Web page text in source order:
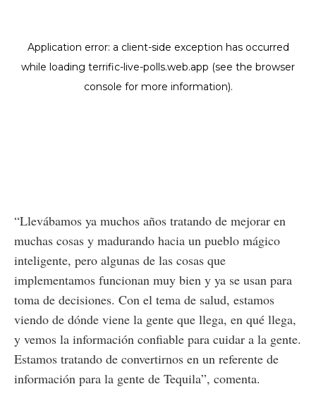
“Llevábamos ya muchos años tratando de mejorar en
muchas cosas y madurando hacia un pueblo mágico
inteligente, pero algunas de las cosas que
implementamos funcionan muy bien y ya se usan para
toma de decisiones. Con el tema de salud, estamos
viendo de dónde viene la gente que llega, en qué llega,
y vemos la información confiable para cuidar a la gente.
Estamos tratando de convertirnos en un referente de
información para la gente de Tequila”, comenta.